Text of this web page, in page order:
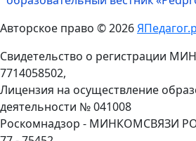
Авторское право © 2026
Свидетельство о регистрации
7714058502,
Лицензия на осуществление
деятельности № 041008
Роскомнадзор - МИНКОМСВЯЗИ